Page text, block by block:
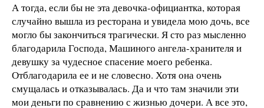
А тогда, если бы не эта девочка-официантка, которая
случайно вышла из ресторана и увидела мою дочь, все
могло бы закончиться трагически. Я сто раз мысленно
благодарила Господа, Машиного ангела-хранителя и
девушку за чудесное спасение моего ребенка.
Отблагодарила ее и не словесно. Хотя она очень
смущалась и отказывалась. Да и что там значили эти
мои деньги по сравнению с жизнью дочери. А все это,